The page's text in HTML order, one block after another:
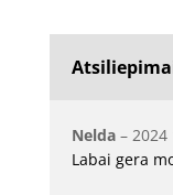
Nelda –
Labai gera